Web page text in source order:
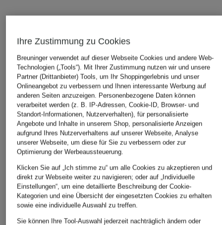
Ihre Zustimmung zu Cookies
Breuninger verwendet auf dieser Webseite Cookies und andere Web-
Technologien („Tools“). Mit Ihrer Zustimmung nutzen wir und unsere
Partner (Drittanbieter) Tools, um Ihr Shoppingerlebnis und unser
Onlineangebot zu verbessern und Ihnen interessante Werbung auf
anderen Seiten anzuzeigen. Personenbezogene Daten können
verarbeitet werden (z. B. IP-Adressen, Cookie-ID, Browser- und
Standort-Informationen, Nutzerverhalten), für personalisierte
Angebote und Inhalte in unserem Shop, personalisierte Anzeigen
aufgrund Ihres Nutzerverhaltens auf unserer Webseite, Analyse
unserer Webseite, um diese für Sie zu verbessern oder zur
Optimierung der Werbeaussteuerung.
Klicken Sie auf „Ich stimme zu“ um alle Cookies zu akzeptieren und
direkt zur Webseite weiter zu navigieren; oder auf „Individuelle
Einstellungen“, um eine detaillierte Beschreibung der Cookie-
Kategorien und eine Übersicht der eingesetzten Cookies zu erhalten
sowie eine individuelle Auswahl zu treffen.
Sie können Ihre Tool-Auswahl jederzeit nachträglich ändern oder